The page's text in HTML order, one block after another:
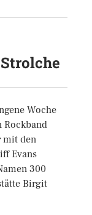
Woche
Rockband
mit den
Evans
300
Birgit